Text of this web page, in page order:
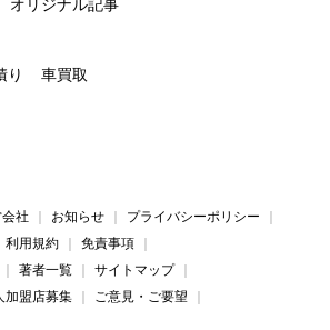
オリジナル記事
り 車買取
社 お知らせ
プライバシーポリシー
利用規約
免責事項
著者一覧
サイトマップ
加盟店募集
ご意見・ご要望